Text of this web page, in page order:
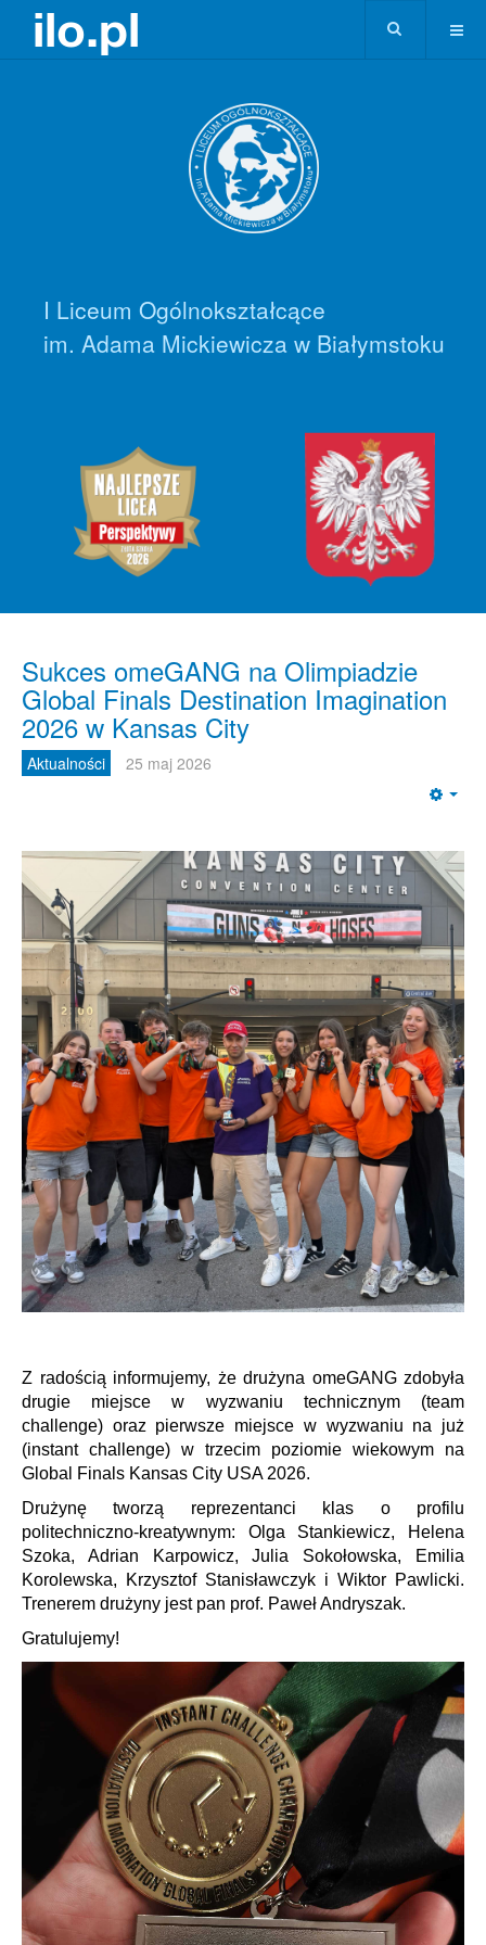
I Liceum Ogólnokształcące
im. Adama Mickiewicza w Białymstoku
Sukces omeGANG na Olimpiadzie
Global Finals Destination Imagination
2026 w Kansas City
Aktualności 25 maj 2026
Z radością informujemy, że drużyna omeGANG zdobyła
drugie miejsce w wyzwaniu technicznym (team
challenge) oraz pierwsze miejsce w wyzwaniu na już
(instant challenge) w trzecim poziomie wiekowym na
Global Finals Kansas City USA 2026.
Drużynę tworzą reprezentanci klas o profilu
politechniczno-kreatywnym: Olga Stankiewicz, Helena
Szoka, Adrian Karpowicz, Julia Sokołowska, Emilia
Korolewska, Krzysztof Stanisławczyk i Wiktor Pawlicki.
Trenerem drużyny jest pan prof. Paweł Andryszak.
Gratulujemy!